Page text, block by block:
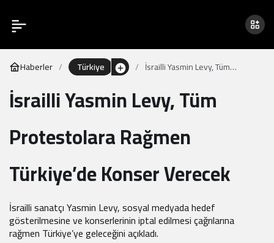
Haberler Türkiye
İsrailli Yasmin Levy, Tüm
Türkiye’de Konser Verecek
İsrailli Yasmin Levy, Tüm
Protestolara Rağmen
Türkiye’de Konser Verecek
İsrailli sanatçı Yasmin Levy, sosyal medyada hedef
gösterilmesine ve konserlerinin iptal edilmesi çağrılarına
rağmen Türkiye’ye geleceğini açıkladı.